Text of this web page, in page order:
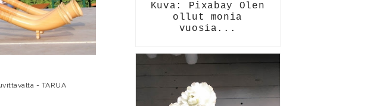
- TARUA
Kuva: Pixabay Olen
ollut monia
vuosia...